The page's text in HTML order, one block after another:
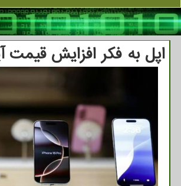
اپل به فکر افزایش قیمت